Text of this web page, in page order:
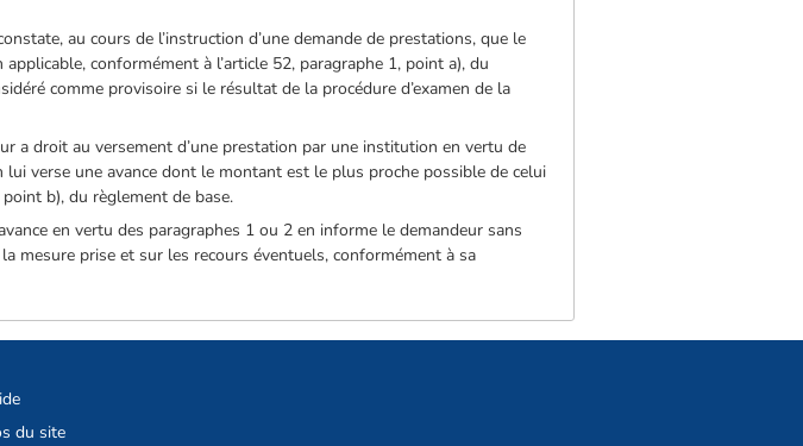
au cours de l’instruction d’une demande de prestations, que le
conformément à l’article 52, paragraphe 1, point a), du
comme provisoire si le résultat de la procédure d’examen de la
a droit au versement d’une prestation par une institution en vertu de
verse une avance dont le montant est le plus proche possible de celui
b), du règlement de base.
en vertu des paragraphes 1 ou 2 en informe le demandeur sans
mesure prise et sur les recours éventuels, conformément à sa
du site